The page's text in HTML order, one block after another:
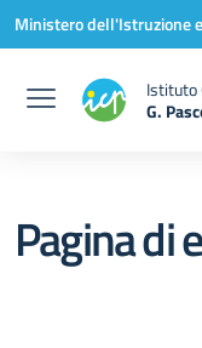
Vai ai contenuti
Vai al menu di
Vai al footer
Ministero dell'Istruzione
Istituto
G.
Pagina di